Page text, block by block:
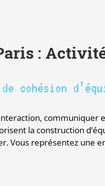
:
cohésion
communiquer
la construction
Vous représentez une